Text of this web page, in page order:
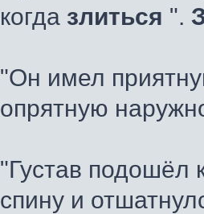
когда злиться ".
"Он имел
опрятную
"Густав подошёл
спину и